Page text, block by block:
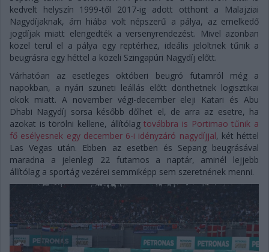
kedvelt helyszín 1999-től 2017-ig adott otthont a Malajziai
Nagydíjaknak, ám hiába volt népszerű a pálya, az emelkedő
jogdíjak miatt elengedték a versenyrendezést. Mivel azonban
közel terül el a pálya egy reptérhez, ideális jelöltnek tűnik a
beugrásra egy héttel a közeli Szingapúri Nagydíj előtt.
Várhatóan az esetleges októberi beugró futamról még a
napokban, a nyári szüneti leállás előtt dönthetnek logisztikai
okok miatt. A november végi-december eleji Katari és Abu
Dhabi Nagydíj sorsa később dőlhet el, de arra az esetre, ha
azokat is törölni kellene, állítólagtovábbra is Portimao tűnik a
fő esélyesnek egy december 6-i idényzáró nagydíjjal, két héttel
Las Vegas után. Ebben az esetben és Sepang beugrásával
maradna a jelenlegi 22 futamos a naptár, aminél lejjebb
állítólag a sportág vezérei semmiképp sem szeretnének menni.